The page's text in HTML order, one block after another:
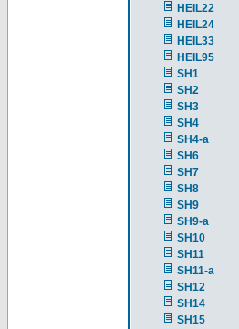
HEIL22
HEIL24
HEIL33
HEIL95
SH1
SH2
SH3
SH4
SH4-a
SH6
SH7
SH8
SH9
SH9-a
SH10
SH11
SH11-a
SH12
SH14
SH15